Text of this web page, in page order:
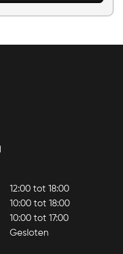
12:00 tot 18:00
10:00 tot 18:00
10:00 tot 17:00
Gesloten